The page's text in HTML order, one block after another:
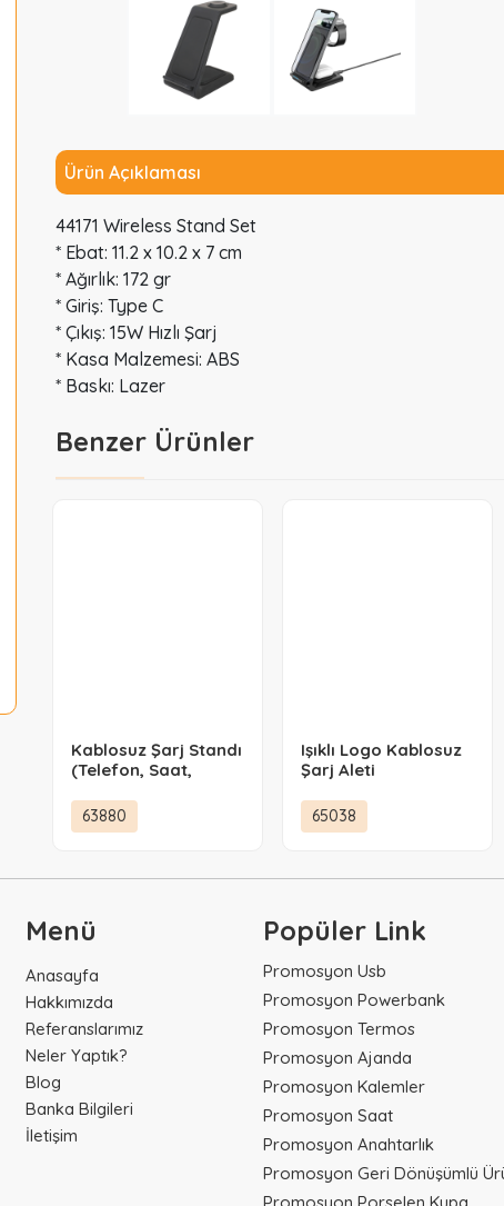
Ürün Açıklaması
44171 Wireless Stand Set
* Ebat: 11.2 x 10.2 x 7 cm
* Ağırlık: 172 gr
* Giriş: Type C
* Çıkış: 15W Hızlı Şarj
* Kasa Malzemesi: ABS
* Baskı: Lazer
Benzer Ürünler
Kablosuz Şarj Standı
(Telefon, Saat,
63880
Işıklı Logo Kablosuz
Şarj Aleti
65038
Menü
Anasayfa
Hakkımızda
Referanslarımız
Neler Yaptık?
Blog
Banka Bilgileri
İletişim
Popüler Link
Promosyon Usb
Promosyon Powerbank
Promosyon Termos
Promosyon Ajanda
Promosyon Kalemler
Promosyon Saat
Promosyon Anahtarlık
Promosyon Geri Dönüşümlü